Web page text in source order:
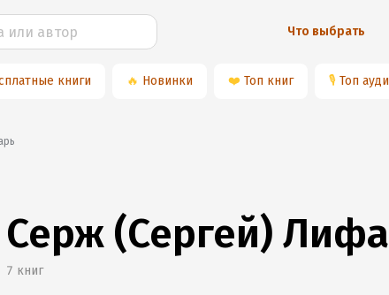
Что выбрать
книги 🔥 Новинки ❤️ Топ книг 🎙 Топ
Серж (Сергей)
7 книг